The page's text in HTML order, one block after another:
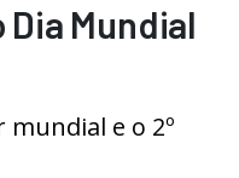
Dia Mundial
e o 2º